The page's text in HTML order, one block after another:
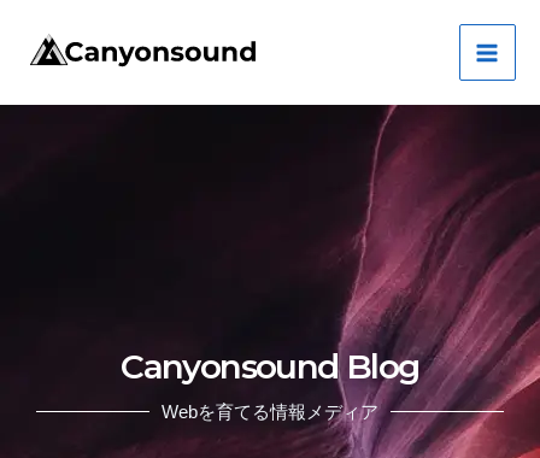
Webを育てる情報メディア
Canyonsound Blog